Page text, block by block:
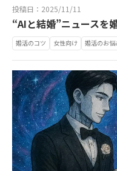
投稿日：2025/11/11
“AIと結婚”ニュースを
婚活のコツ 女性向け 婚活のお悩